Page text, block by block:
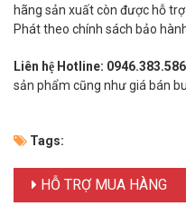
hãng sản xuất còn được hỗ
Phát theo chính sách bảo
Liên hệ Hotline: 0946.383.586
sản phẩm cũng như giá bán
Tags:
HỖ TRỢ MUA HÀNG